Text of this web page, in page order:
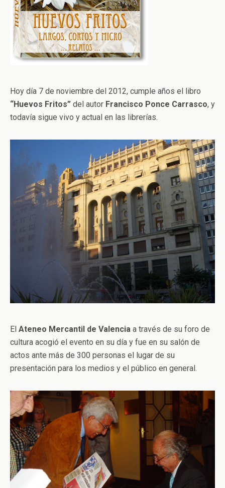
Hoy día 7 de noviembre del 2012, cumple años el libro
“Huevos Fritos” del autor Francisco Ponce Carrasco, y
todavía sigue vivo y actual en las librerías.
El Ateneo Mercantil de Valencia a través de su foro de
cultura acogió el evento en su día y fue en su salón de
actos ante más de 300 personas el lugar de su
presentación para los medios y el público en general.